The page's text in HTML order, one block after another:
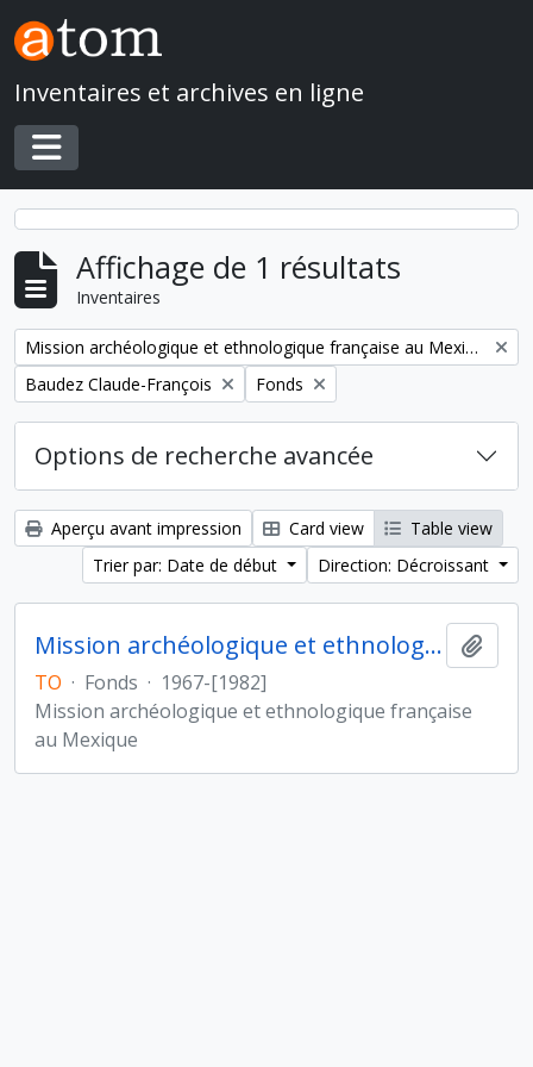
Skip to main content
Inventaires et archives en ligne
Toggle navigation
Affichage de 1 résultats
Inventaires
Remove filter:
Mission archéologique et ethnologique française au Mexique
Remove filter:
Baudez Claude-François Remove filter:
Fonds
Options de recherche avancée
Aperçu avant impression Card view
Table view
Trier par: Date de début
Direction: Décroissant
Mission archéologique et ethnologique française au Mexique
TO · Fonds · 1967-[1982]
Mission archéologique et ethnologique française
au Mexique